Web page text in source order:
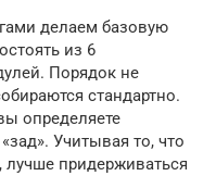
делаем базовую
из 6
Порядок не
стандартно.
определяете
Учитывая то, что
лучше придерживаться